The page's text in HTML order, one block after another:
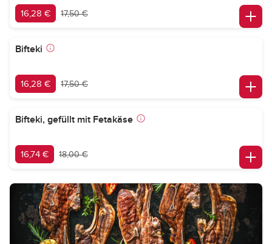
16,28 € 17,50 €
Bifteki
16,28 € 17,50 €
Bifteki, gefüllt mit Fetakäse
16,74 € 18,00 €